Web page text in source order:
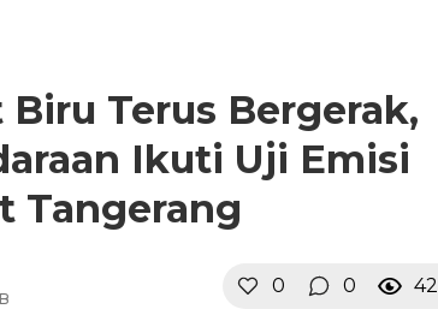
Terus Bergerak,
Ikuti Uji Emisi
Tangerang
0 0 42